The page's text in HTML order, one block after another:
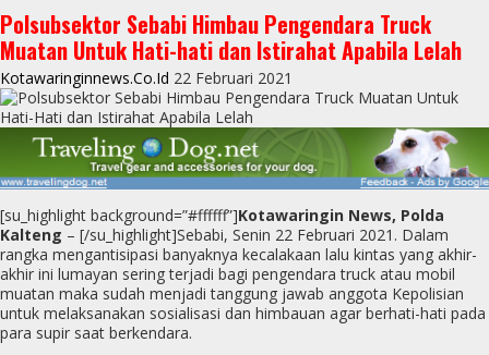
Polsubsektor Sebabi Himbau Pengendara Truck
Muatan Untuk Hati-hati dan Istirahat Apabila Lelah
Kotawaringinnews.co.id 22 Februari 2021
[su_highlight background=”#ffffff”]Kotawaringin News, Polda
Kalteng – [/su_highlight]Sebabi, Senin 22 Februari 2021. Dalam
rangka mengantisipasi banyaknya kecalakaan lalu kintas yang akhir-
akhir ini lumayan sering terjadi bagi pengendara truck atau mobil
muatan maka sudah menjadi tanggung jawab anggota Kepolisian
untuk melaksanakan sosialisasi dan himbauan agar berhati-hati pada
para supir saat berkendara.